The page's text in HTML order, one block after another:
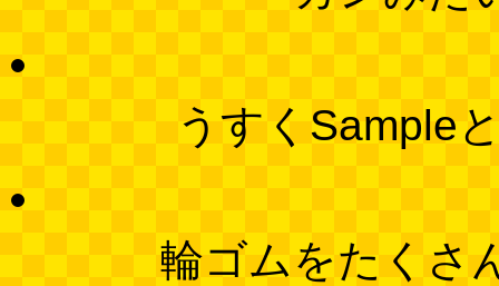
うすくSample
輪ゴムをたくさ